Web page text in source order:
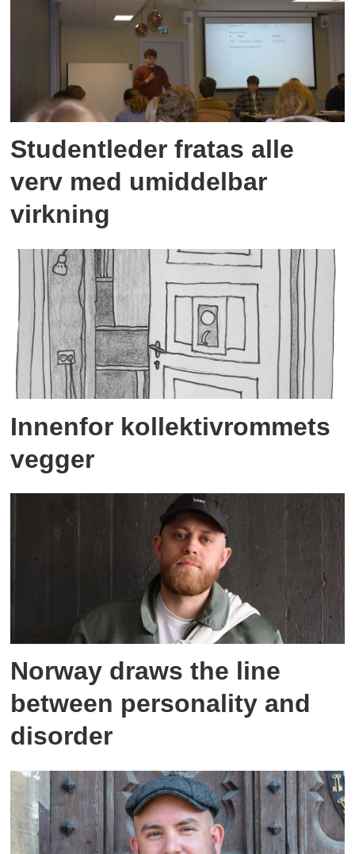
Studentleder fratas alle
verv med umiddelbar
virkning
Innenfor kollektivrommets
vegger
Norway draws the line
between personality and
disorder